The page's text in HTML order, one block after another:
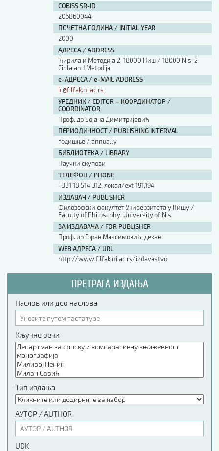
COBISS.SR-ID
206860044
ПОЧЕТНА ГОДИНА / INITIAL YEAR
2000
АДРЕСА / ADDRESS
Ћирила и Методија 2, 18000 Ниш / 18000 Nis, 2
Cirila and Metodija
е-АДРЕСА / e-MAIL ADDRESS
ic@filfak.ni.ac.rs
УРЕДНИК / EDITOR – КООРДИНАТОР /
COORDINATOR
Проф. др Бојана Димитријевић
ПЕРИОДИЧНОСТ / PUBLISHING INTERVAL
годишње / annually
БИБЛИОТЕКА / LIBRARY
Научни скупови
ТЕЛЕФОН / PHONE
+381 18 514 312, локал/ext 191,194
ИЗДАВАЧ / PUBLISHER
Филозофски факултет Универзитета у Нишу /
Faculty of Philosophy, University of Nis
ЗА ИЗДАВАЧА / FOR PUBLISHER
Проф. др Горан Максимовић, декан
WEB АДРЕСА / URL
http://www.filfak.ni.ac.rs/izdavastvo
ПРЕТРАГА ИЗДАЊА
Наслов или део наслова
Кључне речи
Тип издања
АУТОР / AUTHOR
UDK